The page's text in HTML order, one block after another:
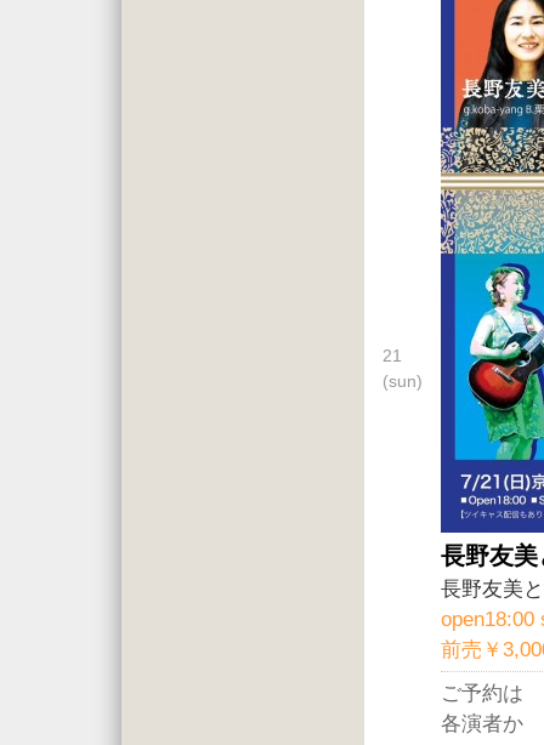
21
(sun)
長野友
長野友美
open18:00
前売￥
ご予約は
各演者か